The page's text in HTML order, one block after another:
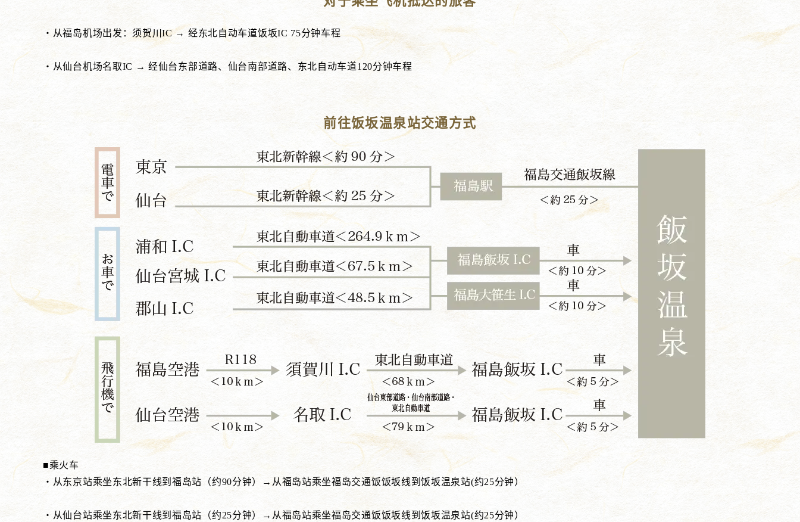
・从福岛机场出发：须贺川IC → 经东北自动车道饭坂IC 75分钟车程
・从仙台机场名取IC → 经仙台东部道路、仙台南部道路、东北自动车道120分钟车程
前往饭坂温泉站交通方式
■乘火车
・从东京站乘坐东北新干线到福岛站（约90分钟）→从福岛站乘坐福岛交通饭饭坂线到饭坂温泉站(约25分钟）
・从仙台站乘坐东北新干线到福岛站（约25分钟）→从福岛站乘坐福岛交通饭饭坂线到饭坂温泉站(约25分钟）